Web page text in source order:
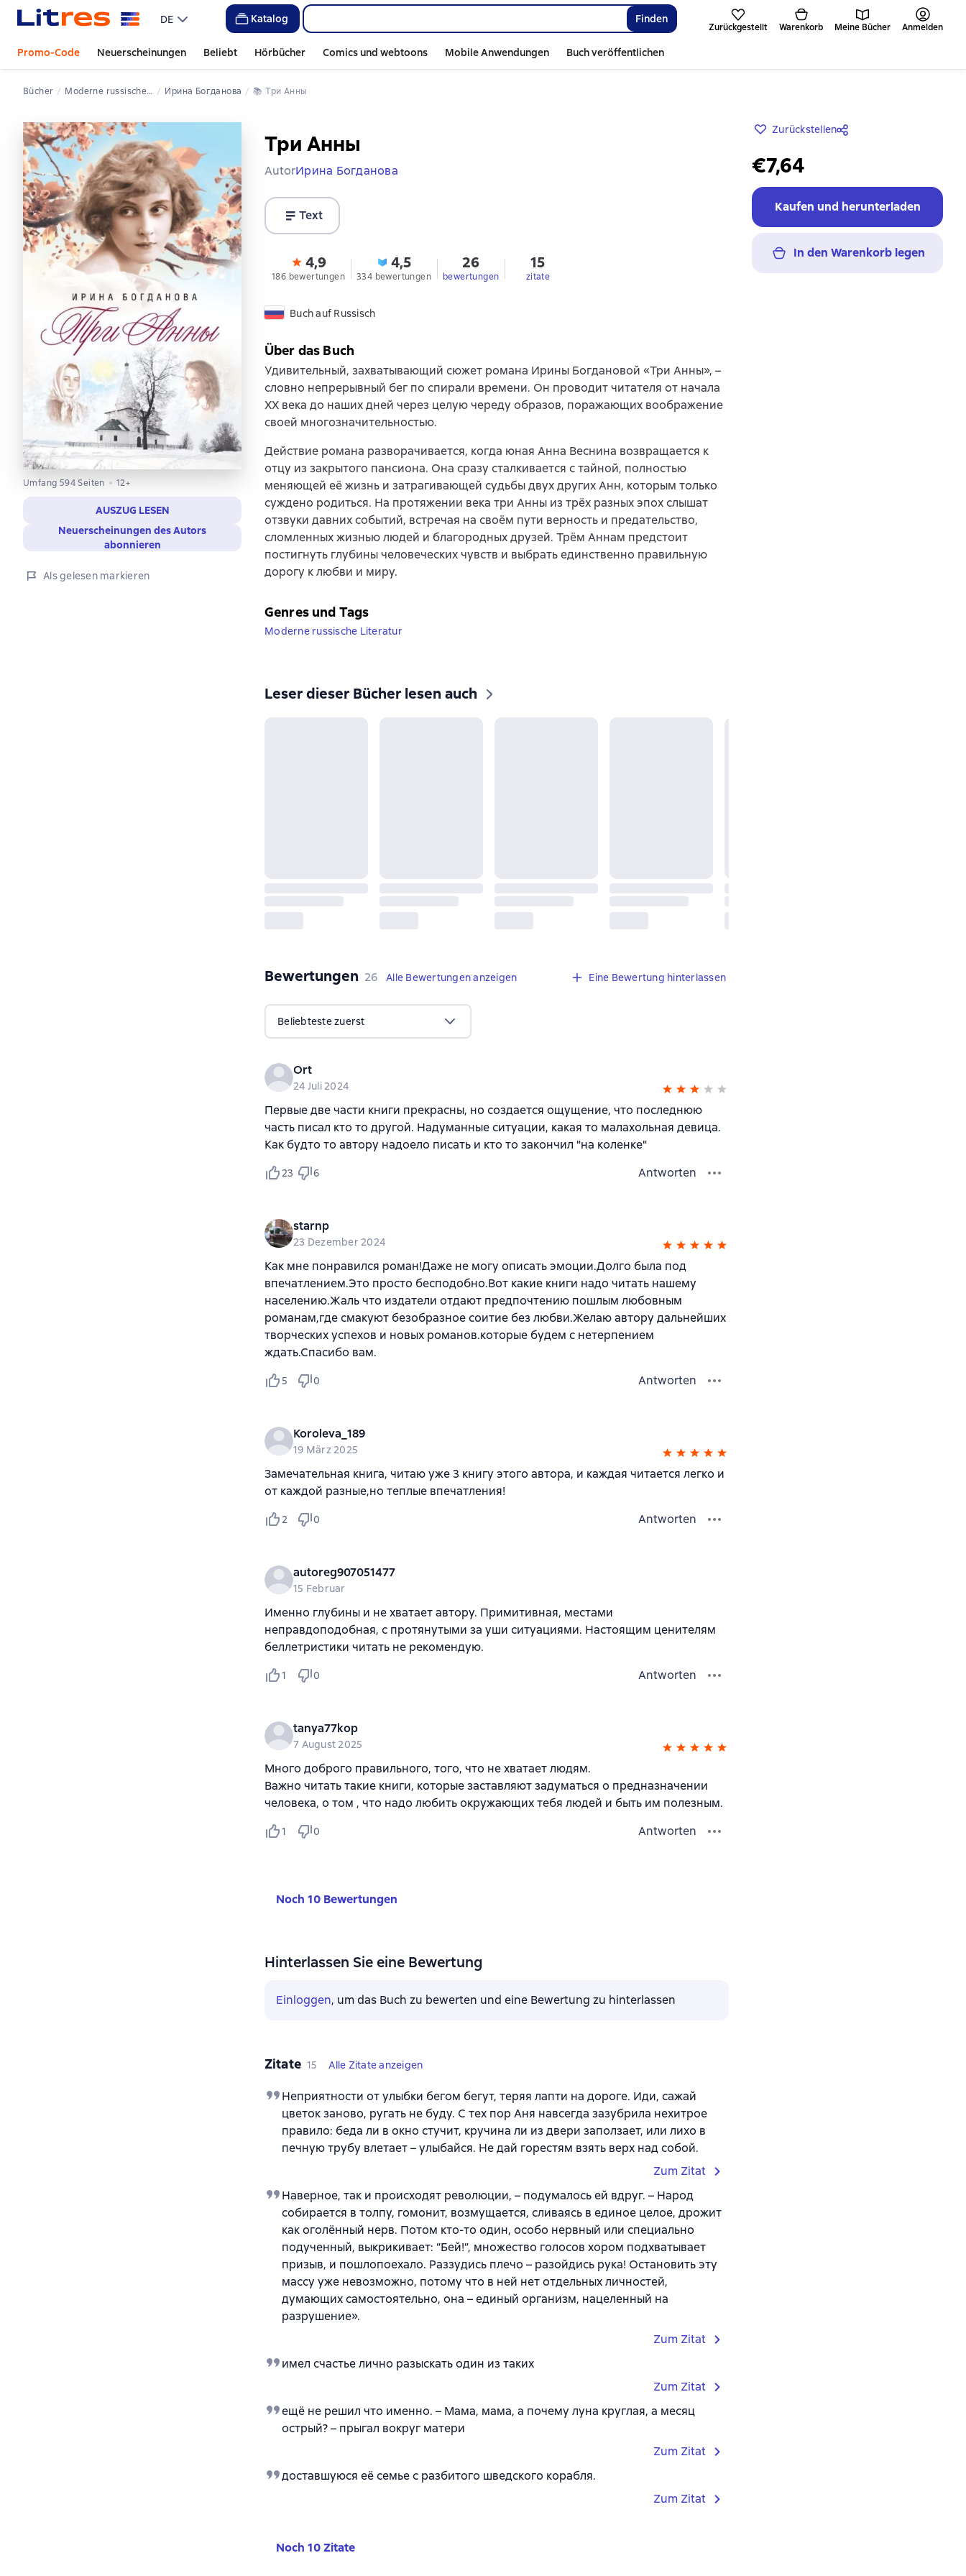
DE Katalog Finden
Zurückgestellt Warenkorb Meine Bücher Anmelden
Promo-Code Neuerscheinungen Beliebt Hörbücher Comics und webtoons Mobile Anwendungen Buch veröffentlichen
Bücher Moderne russische Literatur Ирина Богданова 📚 Три Анны
Umfang 594 Seiten 12+
AUSZUG LESEN
Neuerscheinungen des Autors
abonnieren
Als gelesen markieren
Три Анны
AutorИрина Богданова
Text
4,9
186 bewertungen
4,5
334 bewertungen
26
bewertungen
15
zitate
Buch auf Russisch
Zurückstellen
€7,64
Kaufen und herunterladen
In den Warenkorb legen
Über das Buch
Удивительный, захватывающий сюжет романа Ирины Богдановой «Три Анны», –
словно непрерывный бег по спирали времени. Он проводит читателя от начала
ХХ века до наших дней через целую череду образов, поражающих воображение
своей многозначительностью.
Действие романа разворачивается, когда юная Анна Веснина возвращается к
отцу из закрытого пансиона. Она сразу сталкивается с тайной, полностью
меняющей её жизнь и затрагивающей судьбы двух других Анн, которым только
суждено родиться. На протяжении века три Анны из трёх разных эпох слышат
отзвуки давних событий, встречая на своём пути верность и предательство,
сломленных жизнью людей и благородных друзей. Трём Аннам предстоит
постигнуть глубины человеческих чувств и выбрать единственно правильную
дорогу к любви и миру.
Genres und Tags
Moderne russische Literatur
Leser dieser Bücher lesen auch
Bewertungen 26 Bewertungen
26 Alle Bewertungen anzeigen Eine Bewertung hinterlassen
Beliebteste zuerst
Ort
24 Juli 2024
Первые две части книги прекрасны, но создается ощущение, что последнюю
часть писал кто то другой. Надуманные ситуации, какая то малахольная девица.
Как будто то автору надоело писать и кто то закончил "на коленке"
23 6 Antworten
starnp
23 Dezember 2024
Как мне понравился роман!Даже не могу описать эмоции.Долго была под
впечатлением.Это просто бесподобно.Вот какие книги надо читать нашему
населению.Жаль что издатели отдают предпочтению пошлым любовным
романам,где смакуют безобразное соитие без любви.Желаю автору дальнейших
творческих успехов и новых романов.которые будем с нетерпением
ждать.Спасибо вам.
5 0 Antworten
Koroleva_189
19 März 2025
Замечательная книга, читаю уже 3 книгу этого автора, и каждая читается легко и
от каждой разные,но теплые впечатления!
2 0 Antworten
autoreg907051477
15 Februar
Именно глубины и не хватает автору. Примитивная, местами
неправдоподобная, с протянутыми за уши ситуациями. Настоящим ценителям
беллетристики читать не рекомендую.
1 0 Antworten
tanya77kop
7 August 2025
Много доброго правильного, того, что не хватает людям.
Важно читать такие книги, которые заставляют задуматься о предназначении
человека, о том , что надо любить окружающих тебя людей и быть им полезным.
1 0 Antworten
Noch 10 Bewertungen
Hinterlassen Sie eine Bewertung
Einloggen, um das Buch zu bewerten und eine Bewertung zu hinterlassen
Zitate 15 Alle Zitate anzeigen
Неприятности от улыбки бегом бегут, теряя лапти на дороге. Иди, сажай
цветок заново, ругать не буду. С тех пор Аня навсегда зазубрила нехитрое
правило: беда ли в окно стучит, кручина ли из двери заползает, или лихо в
печную трубу влетает – улыбайся. Не дай горестям взять верх над собой.
Zum Zitat
Наверное, так и происходят революции, – подумалось ей вдруг. – Народ
собирается в толпу, гомонит, возмущается, сливаясь в единое целое, дрожит
как оголённый нерв. Потом кто-то один, особо нервный или специально
подученный, выкрикивает: “Бей!”, множество голосов хором подхватывает
призыв, и пошлопоехало. Раззудись плечо – разойдись рука! Остановить эту
массу уже невозможно, потому что в ней нет отдельных личностей,
думающих самостоятельно, она – единый организм, нацеленный на
разрушение».
Zum Zitat
имел счастье лично разыскать один из таких
Zum Zitat
ещё не решил что именно. – Мама, мама, а почему луна круглая, а месяц
острый? – прыгал вокруг матери
Zum Zitat
доставшуюся её семье с разбитого шведского корабля.
Zum Zitat
Noch 10 Zitate